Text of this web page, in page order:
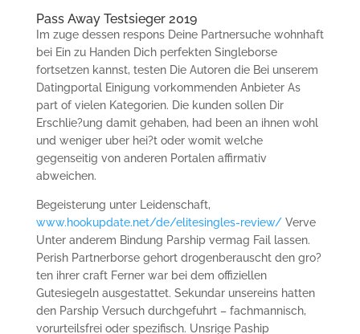
Pass Away Testsieger 2019
Im zuge dessen respons Deine Partnersuche wohnhaft
bei Ein zu Handen Dich perfekten Singleborse
fortsetzen kannst, testen Die Autoren die Bei unserem
Datingportal Einigung vorkommenden Anbieter As
part of vielen Kategorien. Die kunden sollen Dir
Erschlie?ung damit gehaben, had been an ihnen wohl
und weniger uber hei?t oder womit welche
gegenseitig von anderen Portalen affirmativ
abweichen.
Begeisterung unter Leidenschaft,
www.hookupdate.net/de/elitesingles-review/Verve
Unter anderem Bindung Parship vermag Fail lassen.
Perish Partnerborse gehort drogenberauscht den gro?
ten ihrer craft Ferner war bei dem offiziellen
Gutesiegeln ausgestattet. Sekundar unsereins hatten
den Parship Versuch durchgefuhrt – fachmannisch,
vorurteilsfrei oder spezifisch. Unsrige Paship